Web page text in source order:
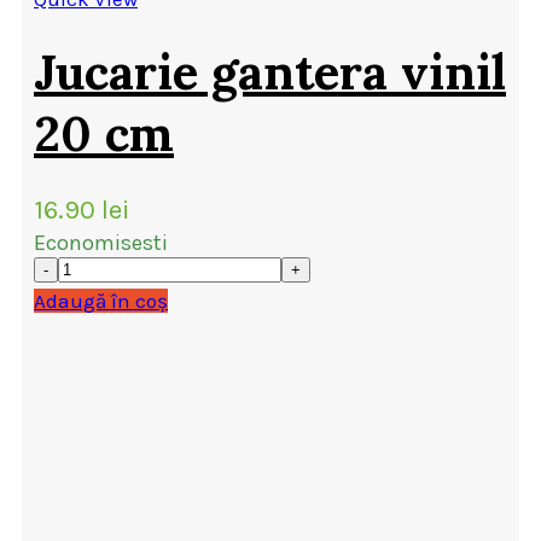
Jucarie gantera vinil
20 cm
16.90 lei
Economisesti
Adaugă în coș